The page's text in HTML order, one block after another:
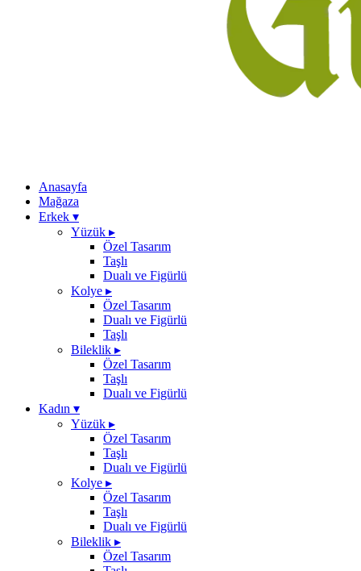
Anasayfa
Mağaza
Erkek ▾
Yüzük ▸
Özel Tasarım
Taşlı
Dualı ve Figürlü
Kolye ▸
Özel Tasarım
Dualı ve Figürlü
Taşlı
Bileklik ▸
Özel Tasarım
Taşlı
Dualı ve Figürlü
Kadın ▾
Yüzük ▸
Özel Tasarım
Taşlı
Dualı ve Figürlü
Kolye ▸
Özel Tasarım
Taşlı
Dualı ve Figürlü
Bileklik ▸
Özel Tasarım